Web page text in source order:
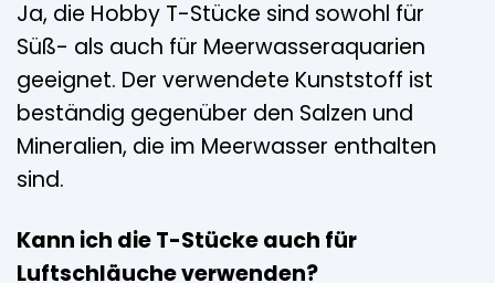
Ja, die Hobby T-Stücke sind sowohl für
Süß- als auch für Meerwasseraquarien
geeignet. Der verwendete Kunststoff ist
beständig gegenüber den Salzen und
Mineralien, die im Meerwasser enthalten
sind.
Kann ich die T-Stücke auch für
Luftschläuche verwenden?